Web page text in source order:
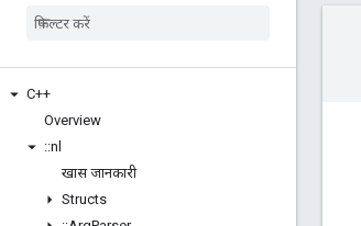
C++
Overview
::nl
खास जानकारी
Structs